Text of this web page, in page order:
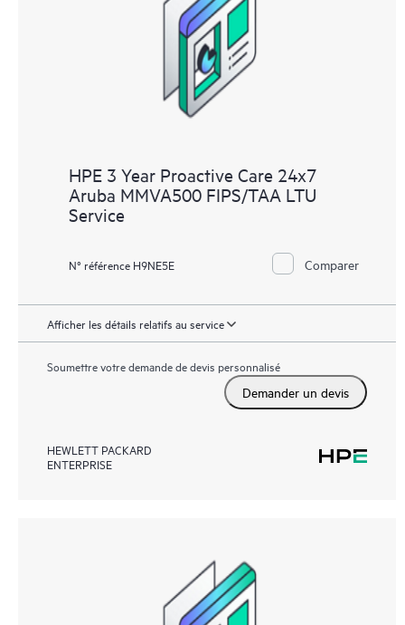
HPE 3 Year Proactive Care 24x7
Aruba MMVA500 FIPS/TAA LTU
Service
N° référence H9NE5E Comparer
Afficher les détails relatifs au service
Soumettre votre demande de devis personnalisé
Demander un devis
HEWLETT PACKARD
ENTERPRISE